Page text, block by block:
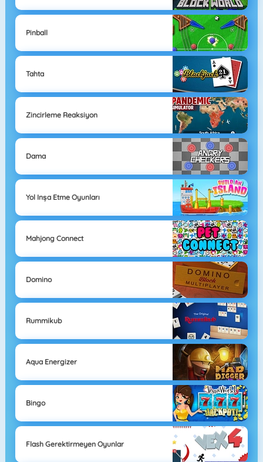
Pinball
Tahta
Zincirleme Reaksiyon
Dama
Yol Inşa Etme Oyunları
Mahjong Connect
Domino
Rummikub
Aqua Energizer
Bingo
Flash Gerektirmeyen Oyunlar